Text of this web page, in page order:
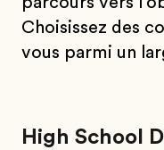
Choisissez des
vous parmi un
High School